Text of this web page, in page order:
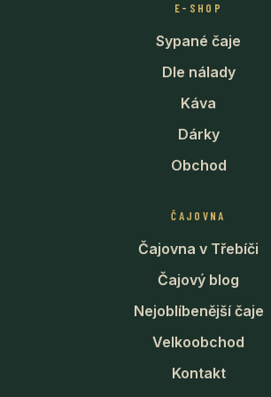
E-SHOP
Sypané čaje
Dle nálady
Káva
Dárky
Obchod
ČAJOVNA
Čajovna v Třebíči
Čajový blog
Nejoblíbenější čaje
Velkoobchod
Kontakt